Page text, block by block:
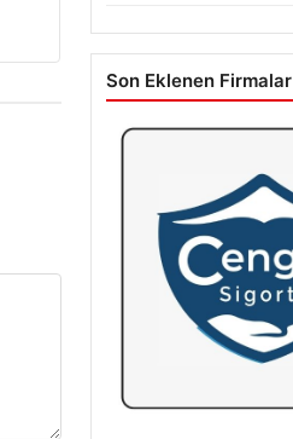
Son Eklenen Firmalar